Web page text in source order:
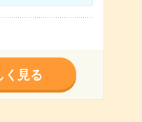
く見る